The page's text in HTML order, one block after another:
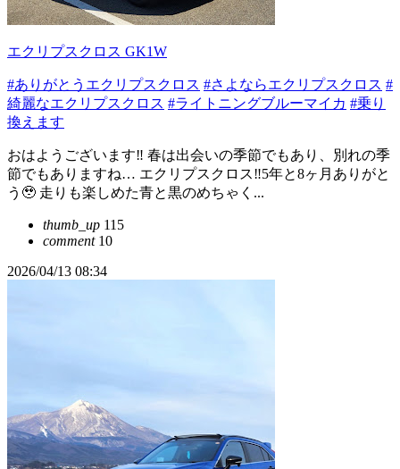
エクリプスクロス GK1W
#ありがとうエクリプスクロス #さよならエクリプスクロス #
綺麗なエクリプスクロス #ライトニングブルーマイカ #乗り
換えます
おはようございます‼️ 春は出会いの季節でもあり、別れの季
節でもありますね… エクリプスクロス‼️5年と8ヶ月ありがと
う🥹 走りも楽しめた青と黒のめちゃく...
thumb_up 115
comment10
2026/04/13 08:34